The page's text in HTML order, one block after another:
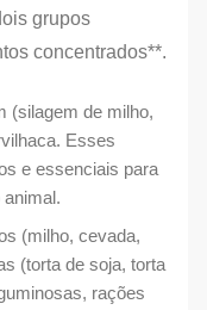
grupos
concentrados**.
(silagem de milho,
Esses
e essenciais para
(milho, cevada,
(torta de soja, torta
rações